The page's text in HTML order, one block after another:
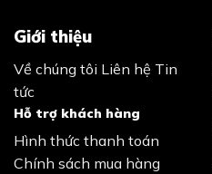
Giới thiệu
Về chúng tôi Liên hệ Tin
tức
Hỗ trợ khách hàng
Hình thức thanh toán
Chính sách mua hàng